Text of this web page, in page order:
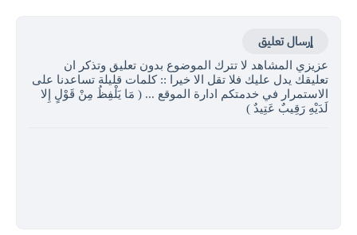
إرسال تعليق
المشاهد لا تترك الموضوع بدون تعليق وتذكر ان
يدل عليك فلا تقل الا خيرا :: كلمات قليلة تساعدنا على
في خدمتكم ادارة الموقع ... ( مَا يَلْفِظُ مِنْ قَوْلٍ إِلا
رَقِيبٌ عَتِيدٌ )